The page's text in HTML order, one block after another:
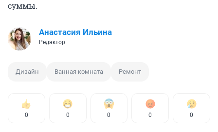
суммы.
Анастасия Ильина
Редактор
Дизайн Ванная комната Ремонт
0 0 0 0 0